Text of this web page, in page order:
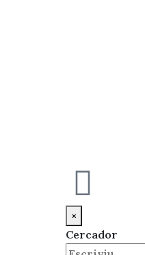
×
Cercador